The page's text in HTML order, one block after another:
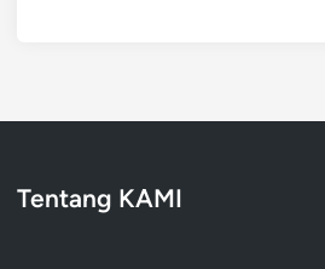
Tentang KAMI